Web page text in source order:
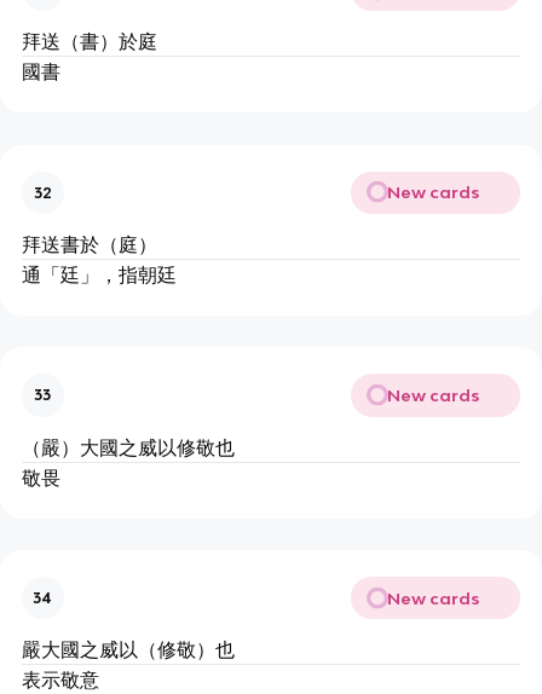
拜送（書）於庭
國書
32 New cards
拜送書於（庭）
通「廷」，指朝廷
33 New cards
（嚴）大國之威以修敬也
敬畏
34 New cards
嚴大國之威以（修敬）也
表示敬意